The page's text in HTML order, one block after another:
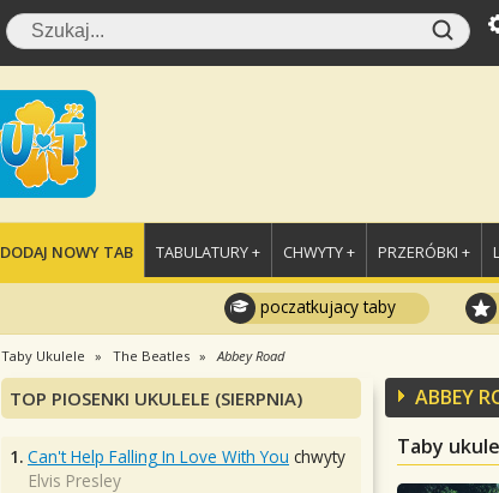
DODAJ NOWY TAB TABULATURY + CHWYTY + PRZERÓBKI +
poczatkujacy taby
Taby Ukulele The Beatles Abbey Road
ABBEY
Taby
TOP PIOSENKI UKULELE (SIERPNIA)
1. Can't Help Falling In Love With You chwyty
Elvis Presley